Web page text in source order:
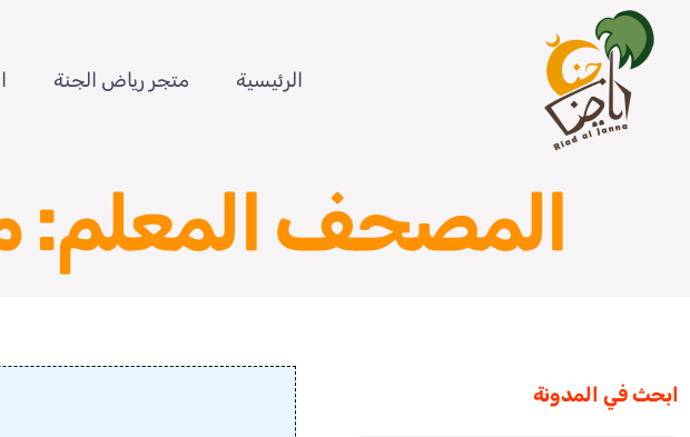
content
الرئيسية متجر رياض الجنة
المصحف المعلم:
ابحث في المدونة